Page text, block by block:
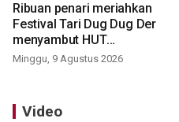
Ribuan penari meriahkan
Festival Tari Dug Dug Der
menyambut HUT
Kemerdekaan
Minggu, 9 Agustus 2026
Video